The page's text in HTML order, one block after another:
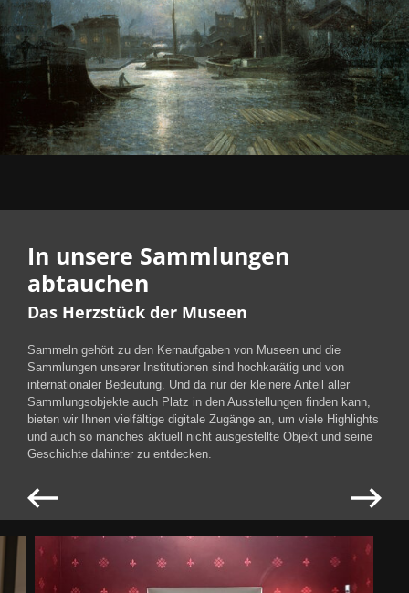
In unsere Sammlungen
abtauchen
Das Herzstück der Museen
Sammeln gehört zu den Kernaufgaben von Museen und die
Sammlungen unserer Institutionen sind hochkarätig und von
internationaler Bedeutung. Und da nur der kleinere Anteil aller
Sammlungsobjekte auch Platz in den Ausstellungen finden kann,
bieten wir Ihnen vielfältige digitale Zugänge an, um viele Highlights
und auch so manches aktuell nicht ausgestellte Objekt und seine
Geschichte dahinter zu entdecken.